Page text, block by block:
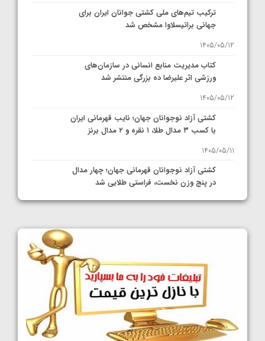
ترکیب تیم‌های ملی کشتی جوانان ایران برای
جهانی براتیسلاوا مشخص شد
1405/05/12
کتاب مدیریت منابع انسانی در سازمان‌های
ورزشی اثر علیرضا ده بزرگی منتشر شد
1405/05/12
کشتی آزاد نوجوانان جهان؛ نایب قهرمانی ایران
با کسب ۳ مدال طلا، ۱ نقره و ۲ مدال برنز
1405/05/11
کشتی آزاد نوجوانان قهرمانی جهان؛ چهار مدال
در پنج وزن نخست، فراستی طلایی شد
1405/05/11
کشتی آزاد نوجوانان جهان؛ رقبای نمایندگان
ایران مشخص شدند
1405/05/08
کشتی فرنگی نوجوانان جهان؛ سکوی تیمی